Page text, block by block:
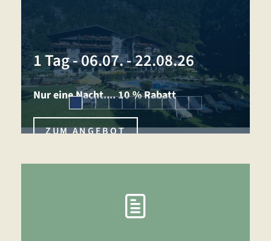
1 Tag-06.07. - 22.08.26
Nur eine Nacht.... 10 % Rabatt
ZUM ANGEBOT